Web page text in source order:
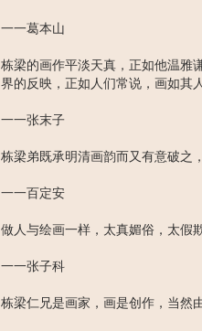
一一葛本山
栋梁的画作平淡天真，正如他温雅
界的反映，正如人们常说，画如其人
一一张末子
栋梁弟既承明清画韵而又有意破之
一一百定安
做人与绘画一样，太真媚俗，太假
一一张子科
栋梁仁兄是画家，画是创作，当然